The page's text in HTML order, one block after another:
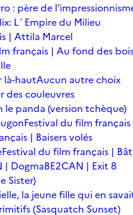
: père de
L´Empire du Milieu
| Attila Marcel
français | Au fond des
là-hautAucun autre choix
des couleuvres
le panda (version tchèque)
Festival du film français
| Baisers volés
Festival du film français |
| DogmaBE2CAN | Exit 8
Sister)
la jeune fille qui en
(Sasquatch Sunset)